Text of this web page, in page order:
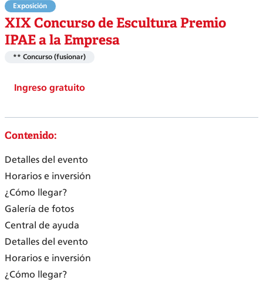
Exposición
XIX Concurso de Escultura Premio
IPAE a la Empresa
** Concurso (fusionar)
Ingreso gratuito
Contenido:
Detalles del evento
Horarios e inversión
¿Cómo llegar?
Galería de fotos
Central de ayuda
Detalles del evento
Horarios e inversión
¿Cómo llegar?